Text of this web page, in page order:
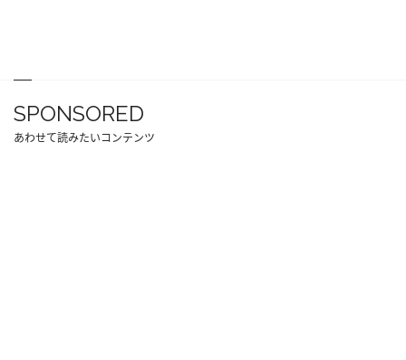
SPONSORED
あわせて読みたいコンテンツ